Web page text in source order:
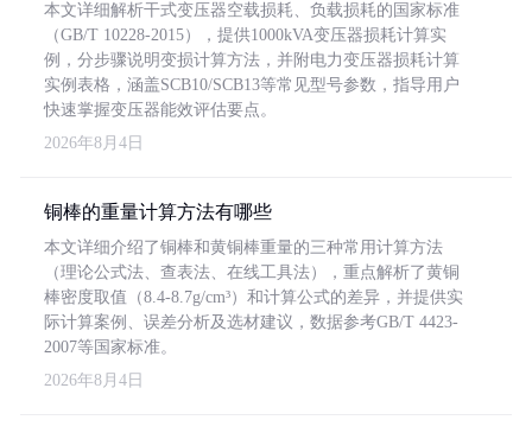
本文详细解析干式变压器空载损耗、负载损耗的国家标准
（GB/T 10228-2015），提供1000kVA变压器损耗计算实
例，分步骤说明变损计算方法，并附电力变压器损耗计算
实例表格，涵盖SCB10/SCB13等常见型号参数，指导用户
快速掌握变压器能效评估要点。
2026年8月4日
铜棒的重量计算方法有哪些
本文详细介绍了铜棒和黄铜棒重量的三种常用计算方法
（理论公式法、查表法、在线工具法），重点解析了黄铜
棒密度取值（8.4-8.7g/cm³）和计算公式的差异，并提供实
际计算案例、误差分析及选材建议，数据参考GB/T 4423-
2007等国家标准。
2026年8月4日